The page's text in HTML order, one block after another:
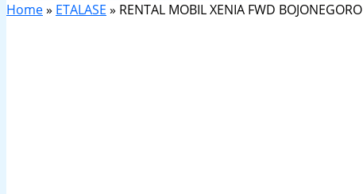
Home» ETALASE » RENTAL MOBIL XENIA FWD BOJONEGORO